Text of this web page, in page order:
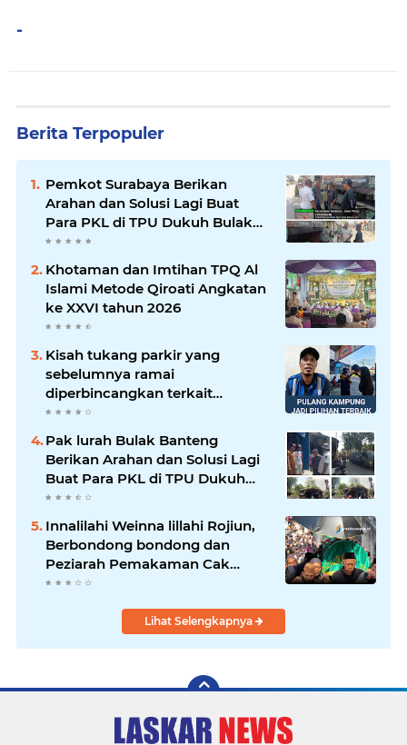
-
Berita Terpopuler
Pemkot Surabaya Berikan
Arahan dan Solusi Lagi Buat
Para PKL di TPU Dukuh Bulak
Banteng Surabaya
Khotaman dan Imtihan TPQ Al
Islami Metode Qiroati Angkatan
ke XXVI tahun 2026
Kisah tukang parkir yang
sebelumnya ramai
diperbincangkan terkait
persoalan parkir gratis di
sebuah minimarket di Bekasi
kini memasuki babak baru.
Pak lurah Bulak Banteng
Berikan Arahan dan Solusi Lagi
Buat Para PKL di TPU Dukuh
Bulak Banteng Surabaya
Innalilahi Weinna lillahi Rojiun,
Berbondong bondong dan
Peziarah Pemakaman Cak
Soleh.
Lihat Selengkapnya